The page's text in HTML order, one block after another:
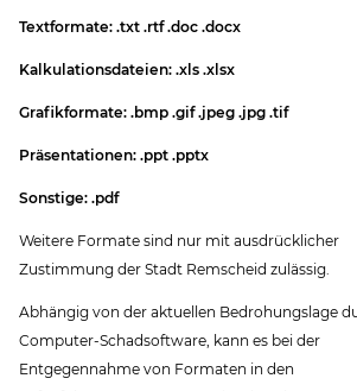
Textformate: .txt .rtf .doc .docx
Kalkulationsdateien: .xls .xlsx
Grafikformate: .bmp .gif .jpeg .jpg .tif
Präsentationen: .ppt .pptx
Sonstige: .pdf
Weitere Formate sind nur mit ausdrücklicher
Zustimmung der Stadt Remscheid zulässig.
Abhängig von der aktuellen Bedrohungslage
Computer-Schadsoftware, kann es bei der
Entgegennahme von Formaten in den